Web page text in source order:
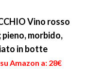
Vino rosso
morbido,
in botte
Amazon a: 28€